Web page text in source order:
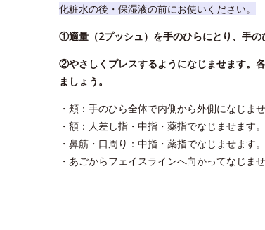
化粧水の後・保湿液の前にお使いください。
①適量（2プッシュ）を手のひらにとり、手の
②やさしくプレスするようになじませます。
ましょう。
・頬：手のひら全体で内側から外側になじませ
・額：人差し指・中指・薬指でなじませます。
・鼻筋・口周り：中指・薬指でなじませます。
・あごからフェイスラインへ向かってなじませ